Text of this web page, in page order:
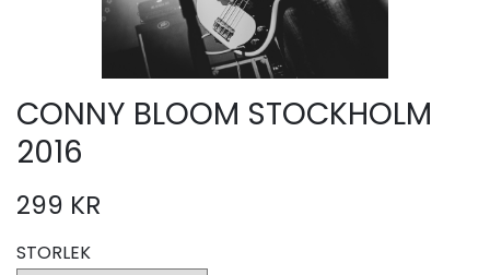
CONNY BLOOM STOCKHOLM
2016
299 KR
STORLEK